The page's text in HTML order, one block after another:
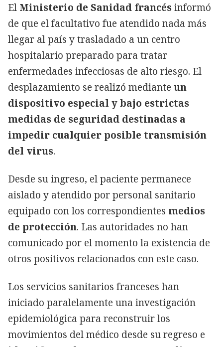
El Ministerio de Sanidad francésinformó
de que el facultativo fue atendido nada más
llegar al país y trasladado a un centro
hospitalario preparado para tratar
enfermedades infecciosas de alto riesgo. El
desplazamiento se realizó mediante un
dispositivo especial y bajo estrictas
medidas de seguridad destinadas a
impedir cualquier posible transmisión
del virus.
Desde su ingreso, el paciente permanece
aislado y atendido por personal sanitario
equipado con los correspondientes medios
de protección. Las autoridades no han
comunicado por el momento la existencia de
otros positivos relacionados con este caso.
Los servicios sanitarios franceses han
iniciado paralelamente una investigación
epidemiológica para reconstruir los
movimientos del médico desde su regreso e